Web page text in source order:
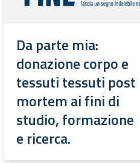
Da parte mia:
donazione corpo e
tessuti tessuti post
mortem ai fini di
studio, formazione
e ricerca.